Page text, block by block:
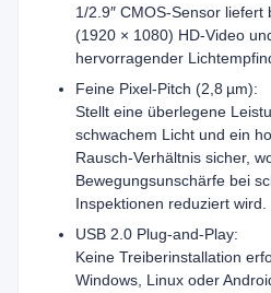
1/2.9″ CMOS-Sensor liefert
(1920 × 1080) HD-Video
hervorragender
Feine Pixel-Pitch (2,8 µm):
Stellt eine überlegene
schwachem Licht und ein
Rausch-Verhältnis sicher,
Bewegungsunschärfe bei
Inspektionen reduziert wird.
USB 2.0 Plug‑and‑Play:
Keine Treiberinstallation
Windows, Linux oder